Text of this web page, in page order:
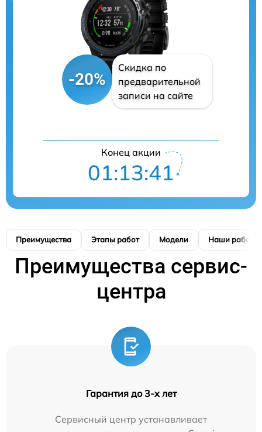
-20%
Скидка по
предварительной
записи на сайте
Конец акции
01:13:40
Преимущества Этапы работ Модели Наши работы
Преимущества сервис-
центра
Гарантия до 3-х лет
Сервисный центр устанавливает